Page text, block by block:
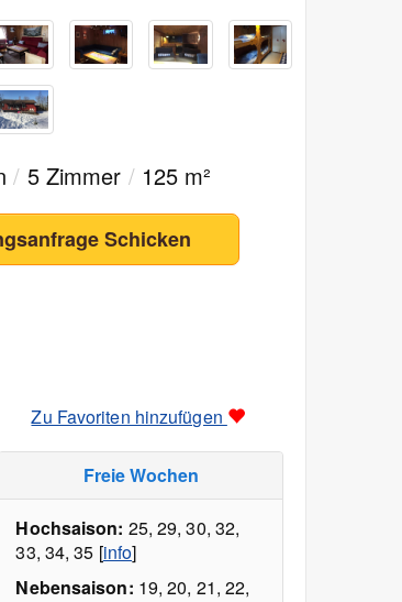
/ 5 Zimmer /125 m²
Schicken
Zu Favoriten hinzufügen
Freie Wochen
Hochsaison: 25, 29, 30, 32,
33, 34, 35 [info]
Nebensaison: 19, 20, 21, 22,